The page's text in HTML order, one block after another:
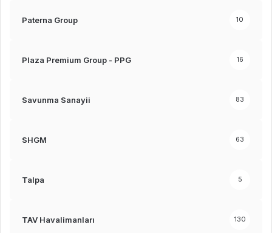
Paterna Group 10
Plaza Premium Group - PPG 16
Savunma Sanayii 83
SHGM 63
Talpa 5
TAV Havalimanları 130